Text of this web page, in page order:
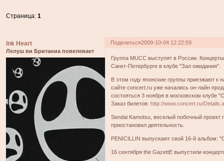
Страница:1
Поделиться2009-10-04 12:22:59
Ink Heart
Лелуш ви Британиа повелевает
Группа MUCC выступят в России.
Санкт-Петербурге в клубе "Зал ожидания".
В этом году японские группы приезжают
сайте concert.ru уже начались он-лайн
состояться 3 ноября в московском клубе
Заказ билетов:http://www.concert.ru/
Sendai Kamotsu, веселый побочный
приостановил деятельность.
PENICILLIN выпускают свой 16-й альбом:
16 сентября the GazettE выпустили